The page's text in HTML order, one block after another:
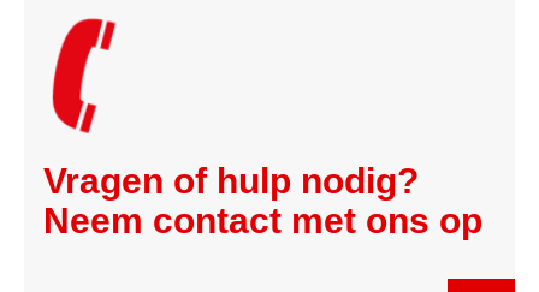
Vragen of hulp nodig?
Neem contact met ons op